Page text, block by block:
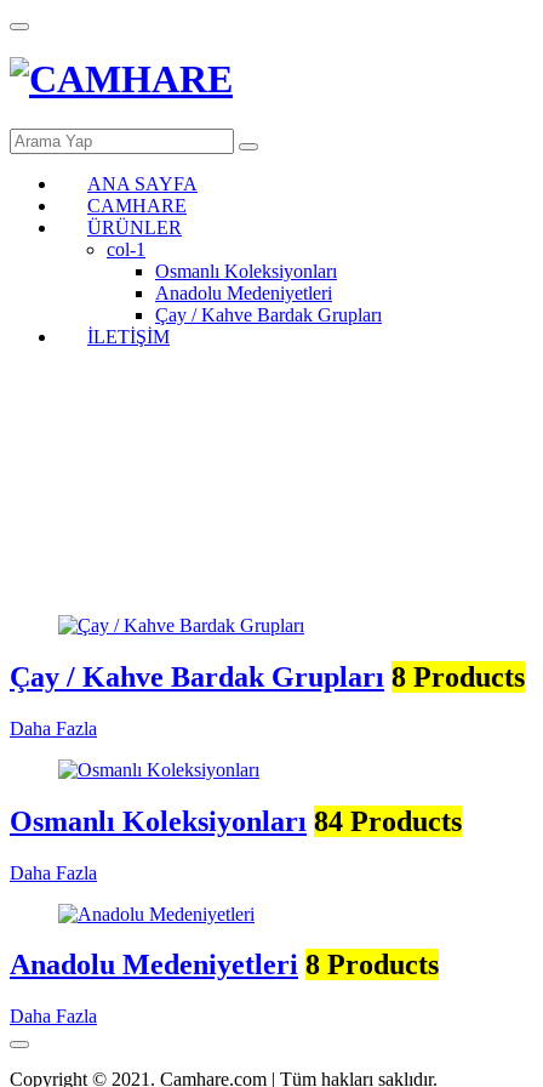
ANA SAYFA
CAMHARE
ÜRÜNLER
col-1
Osmanlı Koleksiyonları
Anadolu Medeniyetleri
Çay / Kahve Bardak Grupları
İLETİŞİM
Çay / Kahve Bardak Grupları 8 Products
Daha Fazla
Osmanlı Koleksiyonları 84 Products
Daha Fazla
Anadolu Medeniyetleri 8 Products
Daha Fazla
Copyright © 2021. Camhare.com | Tüm hakları saklıdır.